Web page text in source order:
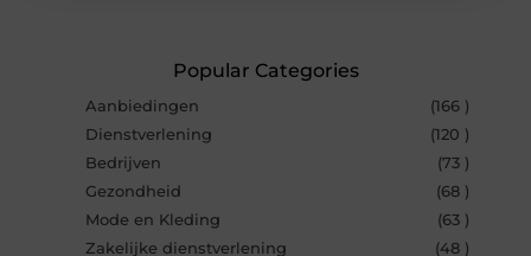
Popular Categories
Aanbiedingen
(166 )
Dienstverlening
(120 )
Bedrijven
(73 )
Gezondheid
(68 )
Mode en Kleding
(63 )
Zakelijke dienstverlening
(48 )